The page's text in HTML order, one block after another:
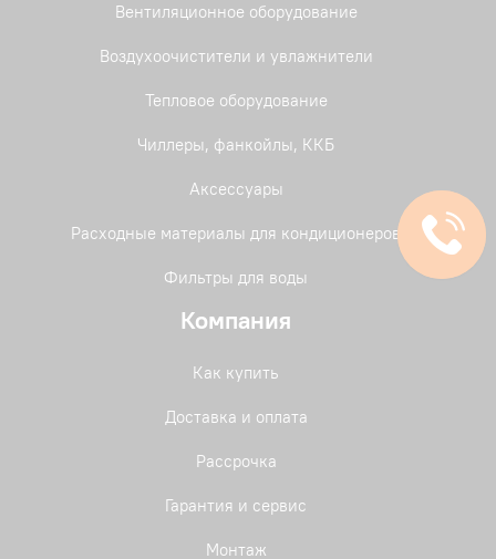
Вентиляционное оборудование
Воздухоочистители и увлажнители
Тепловое оборудование
Чиллеры, фанкойлы, ККБ
Аксессуары
Расходные материалы для кондиционеров
Фильтры для воды
Компания
Как купить
Доставка и оплата
Рассрочка
Гарантия и сервис
Монтаж